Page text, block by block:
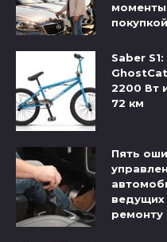
покупкой
Saber
2200 Вт
72 км
Пять
ведущих
ремонту